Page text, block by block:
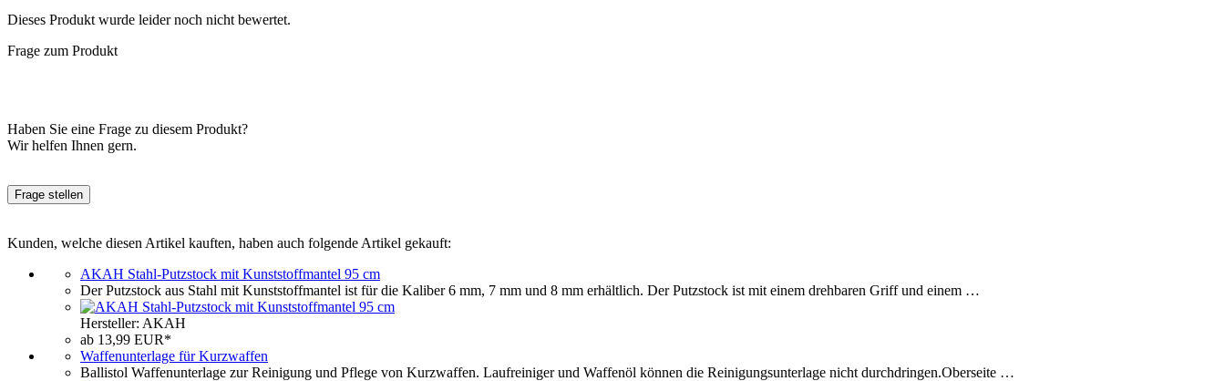
Dieses Produkt wurde leider noch nicht bewertet.
Frage zum Produkt
Haben Sie eine Frage zu diesem Produkt?
Wir helfen Ihnen gern.
Frage stellen
Kunden, welche diesen Artikel kauften, haben auch folgende Artikel gekauft:
AKAH Stahl-Putzstock mit Kunststoffmantel 95 cm
Der Putzstock aus Stahl mit Kunststoffmantel ist für die Kaliber 6 mm, 7 mm und 8 mm erhältlich. Der Putzstock ist mit einem drehbaren Griff und einem …
Hersteller: AKAH
ab 13,99 EUR*
Waffenunterlage für Kurzwaffen
Ballistol Waffenunterlage zur Reinigung und Pflege von Kurzwaffen. Laufreiniger und Waffenöl können die Reinigungsunterlage nicht durchdringen.Oberseite …